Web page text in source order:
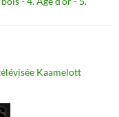
Kaamelott